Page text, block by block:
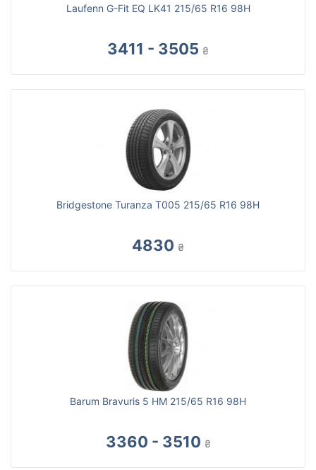
Laufenn G-Fit EQ LK41 215/65 R16 98H
3411 - 3505 ₴
Bridgestone Turanza T005 215/65 R16 98H
4830 ₴
Barum Bravuris 5 HM 215/65 R16 98H
3360 - 3510 ₴